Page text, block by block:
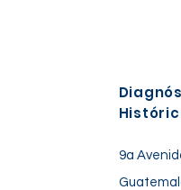
9a